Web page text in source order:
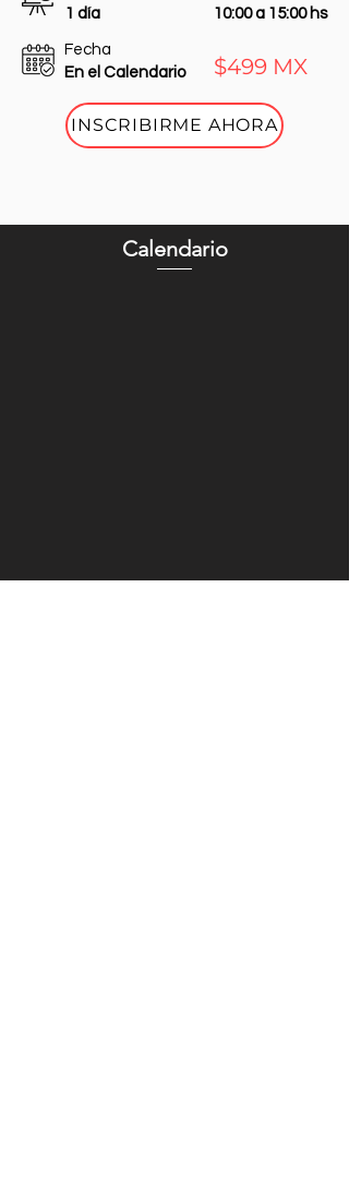
1 día
10:00 a 15:00 hs
Fecha
En el Calendario
$499 MX
INSCRIBIRME AHORA
Calendario